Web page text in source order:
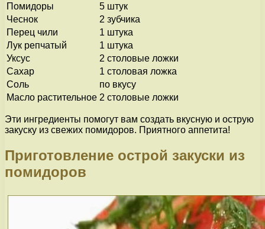
Помидоры
5 штук
Чеснок
2 зубчика
Перец чили
1 штукa
Лук репчатый
1 штукa
Уксус
2 столовые ложки
Сахар
1 столовая ложка
Соль
по вкусу
Масло растительное 2 столовые ложки
Эти ингредиенты помогут вам создать вкусную и острую
закуску из свежих помидоров. Приятного аппетита!
Приготовление острой закуски из
помидоров